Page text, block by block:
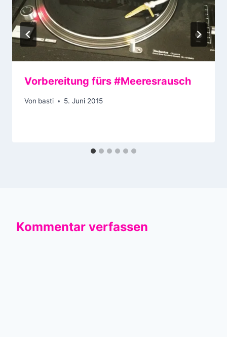
Vorbereitung fürs #Meeresrausch
Von basti 5. Juni 2015
Kommentar verfassen